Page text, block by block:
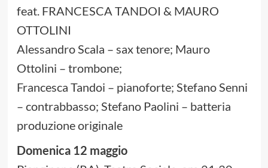
feat. FRANCESCA TANDOI & MAURO
OTTOLINI
Alessandro Scala – sax tenore; Mauro
Ottolini – trombone;
Francesca Tandoi – pianoforte; Stefano Senni
– contrabbasso; Stefano Paolini – batteria
produzione originale
Domenica 12 maggio